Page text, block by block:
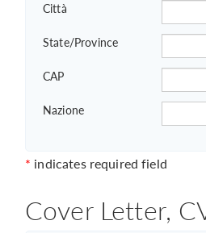
Città
State/Province
CAP
Nazione
* indicates required field
Cover Letter,